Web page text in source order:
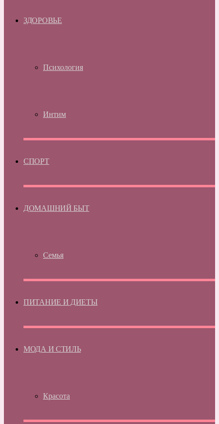
ЗДОРОВЬЕ
Психология
Интим
СПОРТ
ДОМАШНИЙ БЫТ
Семья
ПИТАНИЕ И ДИЕТЫ
МОДА И СТИЛЬ
Красота